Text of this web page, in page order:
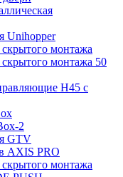
Unihopper
монтажа
монтажа 50
H45 с
2
GTV
AXIS PRO
монтажа